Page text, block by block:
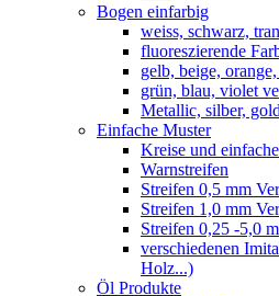
Bogen einfarbig
weiss, schwarz,
fluoreszierende
gelb, beige,
grün, blau, violet
Metallic, silber,
Einfache Muster
Kreise und
Warnstreifen
Streifen 0,5 mm
Streifen 1,0 mm
Streifen 0,25 -5,0
verschiedenen
Holz...)
Öl Produkte